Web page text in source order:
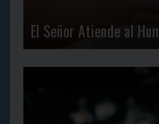
El Señor Atiende al